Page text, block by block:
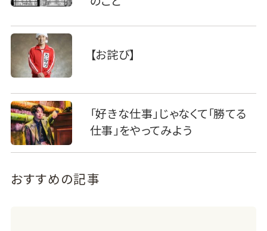
【お詫び】
「好きな仕事」じゃなくて「勝てる
仕事」をやってみよう
おすすめの記事